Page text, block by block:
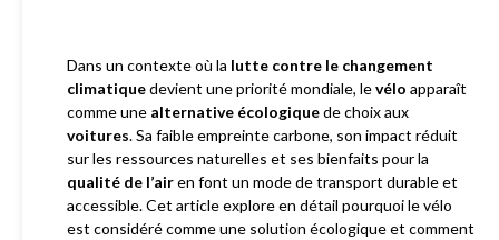
Dans un contexte où la lutte contre le changement
climatiquedevient une priorité mondiale, levélo apparaît
comme une alternative écologiquede choix aux
voitures. Sa faible empreinte carbone, son impact réduit
sur les ressources naturelles et ses bienfaits pour la
qualité de l’airen font un mode de transport durable et
accessible. Cet article explore en détail pourquoi le vélo
est considéré comme une solution écologique et comment